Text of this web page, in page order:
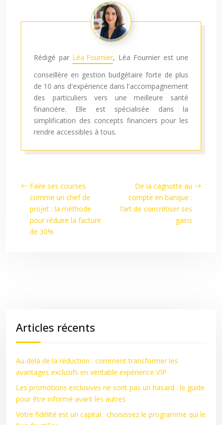
Rédigé par Léa Fournier, Léa Fournier est une
conseillère en gestion budgétaire forte de plus
de 10 ans d'expérience dans l'accompagnement
des particuliers vers une meilleure santé
financière. Elle est spécialisée dans la
simplification des concepts financiers pour les
rendre accessibles à tous.
Faire ses courses
comme un chef de
projet : la méthode
pour réduire la facture
de 30%
De la cagnotte au
compte en banque :
l’art de concrétiser ses
gains
Articles récents
Au-delà de la réduction : comment transformer les
avantages exclusifs en véritable expérience VIP
Les promotions exclusives ne sont pas un hasard : le guide
pour être informé avant les autres
Votre fidélité est un capital : choisissez le programme qui le